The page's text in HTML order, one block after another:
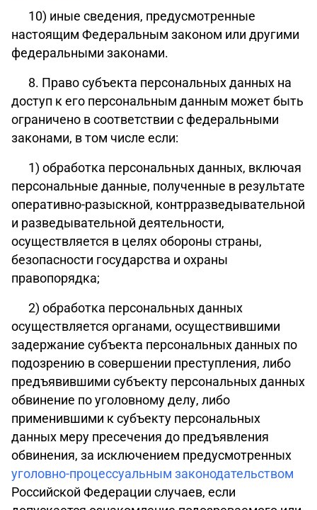
10) иные сведения, предусмотренные
настоящим Федеральным законом или другими
федеральными законами.
8. Право субъекта персональных данных на
доступ к его персональным данным может быть
ограничено в соответствии с федеральными
законами, в том числе если:
1) обработка персональных данных, включая
персональные данные, полученные в результате
оперативно-разыскной, контрразведывательной
и разведывательной деятельности,
осуществляется в целях обороны страны,
безопасности государства и охраны
правопорядка;
2) обработка персональных данных
осуществляется органами, осуществившими
задержание субъекта персональных данных по
подозрению в совершении преступления, либо
предъявившими субъекту персональных данных
обвинение по уголовному делу, либо
применившими к субъекту персональных
данных меру пресечения до предъявления
обвинения, за исключением предусмотренных
уголовно-процессуальным законодательством
Российской Федерации случаев, если